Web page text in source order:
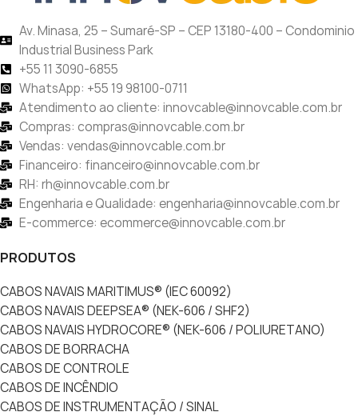
Av. Minasa, 25 – Sumaré-SP – CEP 13180-400 – Condominio
Industrial Business Park
+55 11 3090-6855
WhatsApp: +55 19 98100-0711
Atendimento ao cliente: innovcable@innovcable.com.br
Compras: compras@innovcable.com.br
Vendas: vendas@innovcable.com.br
Financeiro: financeiro@innovcable.com.br
RH: rh@innovcable.com.br
Engenharia e Qualidade: engenharia@innovcable.com.br
E-commerce: ecommerce@innovcable.com.br
PRODUTOS
CABOS NAVAIS MARITIMUS® (IEC 60092)
CABOS NAVAIS DEEPSEA® (NEK-606 / SHF2)
CABOS NAVAIS HYDROCORE® (NEK-606 / POLIURETANO)
CABOS DE BORRACHA
CABOS DE CONTROLE
CABOS DE INCÊNDIO
CABOS DE INSTRUMENTAÇÃO / SINAL